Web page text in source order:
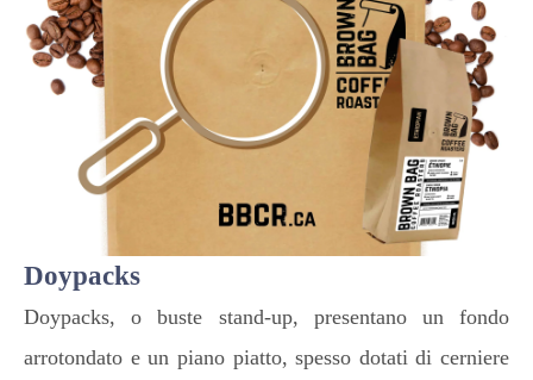
Doypacks
Doypacks, o buste stand-up, presentano un fondo
arrotondato e un piano piatto, spesso dotati di cerniere